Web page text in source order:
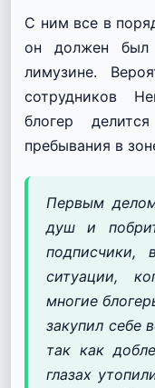
С ним все в
он должен был
лимузине.
сотрудников
блогер
пребывания в
Первым
душ и
ситуации,
многие
закупил себе
так как
глазах